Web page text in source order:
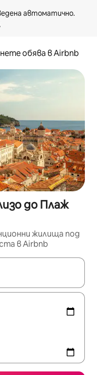
обява в Airbnb
до Плаж
жилища под
в Airbnb
използвайте